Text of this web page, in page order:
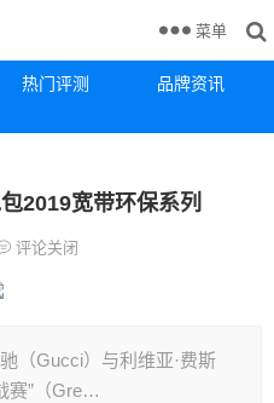
热门评测
品牌资讯
菜单
2019宽带环保系列
评论关闭
（Gucci）与利维亚·费斯
赛”（Gre…